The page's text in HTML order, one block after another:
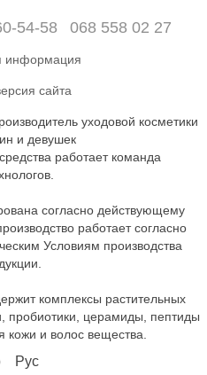
54-58 068 558 02 27
информация
сайта
уходовой косметики
и девушек
работает команда
согласно действующему
работает согласно
Условиям производства
комплексы растительных
пробиотики, церамиды, пептиды
кожи и волос вещества.
Рус